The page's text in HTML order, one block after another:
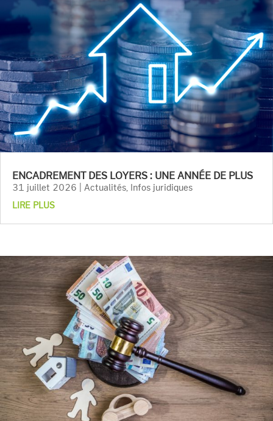
ENCADREMENT DES LOYERS : UNE ANNÉE DE PLUS
31 juillet 2026 Actualités
Infos juridiques
LIRE PLUS